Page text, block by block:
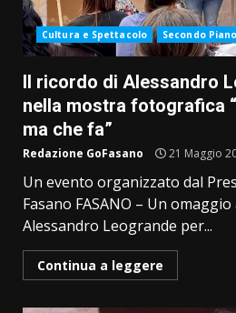
Cultura e Spettacolo Secondo Piano
Il ricordo di Alessandro
nella mostra fotografica
ma che fa”
Redazione GoFasano 21 Maggio
Un evento organizzato dal
Fasano FASANO – Un
Alessandro Leogrande per...
Continua a leggere